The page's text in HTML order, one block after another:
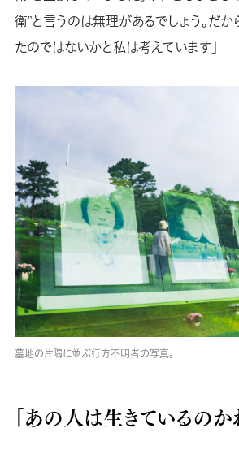
衛”と言うのは無理があるでしょう。だか
たのではないかと私は考えています」
墓地の片隅に並ぶ行方不明者の写真。
「あの人は生きているのか